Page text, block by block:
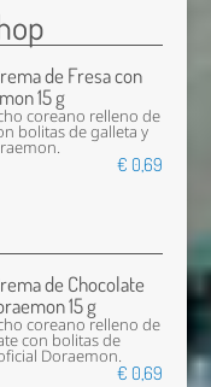
de Fresa con
15 g
coreano relleno de
bolitas de galleta y
€ 0,69
de Chocolate
15 g
coreano relleno de
con bolitas de
Doraemon.
€ 0,69